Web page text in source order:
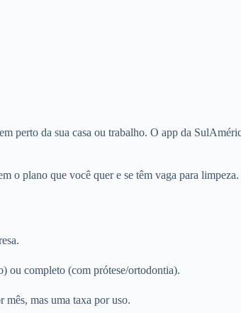
perto da sua casa ou trabalho. O app da
o plano que você quer e se têm vaga para
ou completo (com prótese/ortodontia).
mês, mas uma taxa por uso.